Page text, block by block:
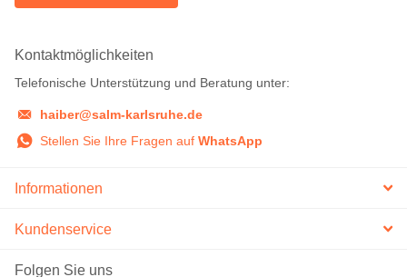
Kontaktmöglichkeiten
Telefonische Unterstützung und Beratung unter:
haiber@salm-karlsruhe.de
Stellen Sie Ihre Fragen auf WhatsApp
Informationen
Kundenservice
Folgen Sie uns